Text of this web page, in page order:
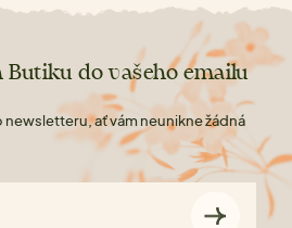
Butiku do vašeho emailu
ať vám neunikne žádná